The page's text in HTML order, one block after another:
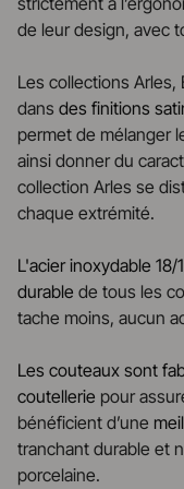
de leur design, avec
Les collections
dans des finitions
permet de mélanger
ainsi donner du
collection Arles se
chaque extrémité.
L'acier inoxydable
durable de tous les
tache moins, aucun
Les couteaux sont
coutellerie pour
bénéficient d’une
tranchant durable et
porcelaine.